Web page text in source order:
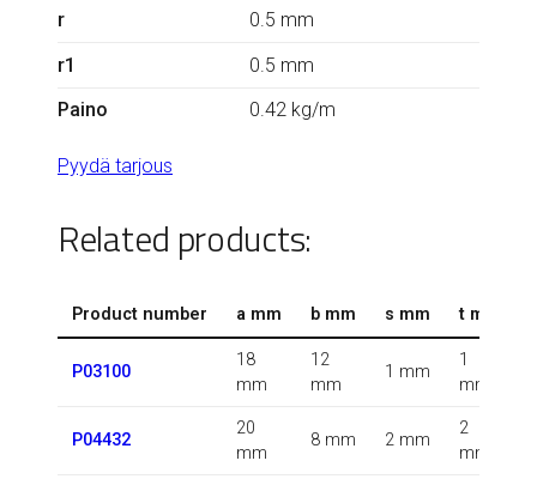
r
0.5 mm
r1
0.5 mm
Paino
0.42 kg/m
Pyydä tarjous
Related products:
Product number a mm b mm s mm t mm
P03100
18
mm
12
mm
1 mm
1
mm
P04432
20
mm
8 mm 2 mm
2
mm